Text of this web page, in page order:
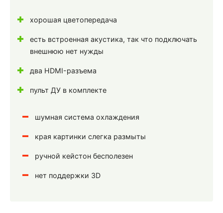
хорошая цветопередача
есть встроенная акустика, так что подключать
внешнюю нет нужды
два HDMI-разъема
пульт ДУ в комплекте
шумная система охлаждения
края картинки слегка размыты
ручной кейстон бесполезен
нет поддержки 3D